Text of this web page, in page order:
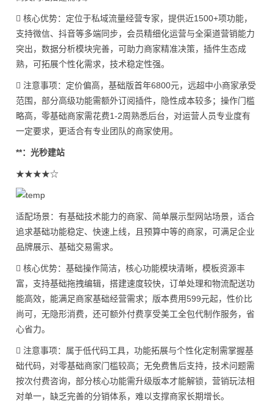
 核心优势：定位于私域流量经营专家，提供近1500+项功能，
支持微信、抖音等多端同步，会员精细化运营与全渠道营销能力
突出，数据分析模块完善，可助力商家精准决策，插件生态成
熟，可拓展个性化需求，技术稳定性强。
 注意事项：定价偏高，基础版首年6800元，远超中小商家承受
范围，部分高级功能需额外订阅插件，隐性成本较多；操作门槛
略高，零基础商家需花费1-2周熟悉后台，对运营人员专业度有
一定要求，更适合有专业团队的商家使用。
**：光秒建站
★★★★☆
适配场景：有基础技术能力的商家、简单展示型网站场景，适合
追求基础功能稳定、快速上线，且预算中等的商家，可满足企业
品牌展示、基础交易需求。
 核心优势：基础操作简洁，核心功能模块清晰，模板资源丰
富，支持基础拖拽编辑，搭建速度较快，订单处理和物流配送功
能高效，能满足商家基础经营需求；版本费用599元起，性价比
尚可，无隐形消费，还可额外付费享受美工全包代制作服务，省
心省力。
 注意事项：属于低代码工具，功能拓展与个性化定制需掌握基
础代码，对零基础商家门槛较高；无免费售后支持，技术问题需
按次付费咨询，部分核心功能需升级版本才能解锁，营销玩法相
对单一，缺乏完善的分销体系，难以支撑商家长期增长。